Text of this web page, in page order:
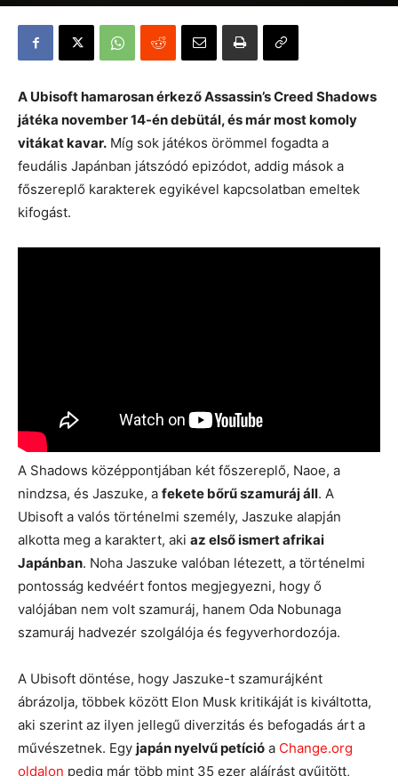
A Ubisoft hamarosan érkező Assassin’s Creed Shadows
játéka november 14-én debütál, és már most komoly
vitákat kavar. Míg sok játékos örömmel fogadta a
feudális Japánban játszódó epizódot, addig mások a
főszereplő karakterek egyikével kapcsolatban emeltek
kifogást.
A Shadows középpontjában két főszereplő, Naoe, a
nindzsa, és Jaszuke, a fekete bőrű szamuráj áll. A
Ubisoft a valós történelmi személy, Jaszuke alapján
alkotta meg a karaktert, aki az első ismert afrikai
Japánban. Noha Jaszuke valóban létezett, a történelmi
pontosság kedvéért fontos megjegyezni, hogy ő
valójában nem volt szamuráj, hanem Oda Nobunaga
szamuráj hadvezér szolgálója és fegyverhordozója.
A Ubisoft döntése, hogy Jaszuke-t szamurájként
ábrázolja, többek között Elon Musk kritikáját is kiváltotta,
aki szerint az ilyen jellegű diverzitás és befogadás árt a
művészetnek. Egy japán nyelvű petíció a Change.org
oldalon pedig már több mint 35 ezer aláírást gyűjtött,